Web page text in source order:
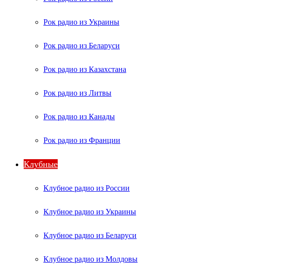
Рок радио из Украины
Рок радио из Беларуси
Рок радио из Казахстана
Рок радио из Литвы
Рок радио из Канады
Рок радио из Франции
Клубные
Клубное радио из России
Клубное радио из Украины
Клубное радио из Беларуси
Клубное радио из Молдовы